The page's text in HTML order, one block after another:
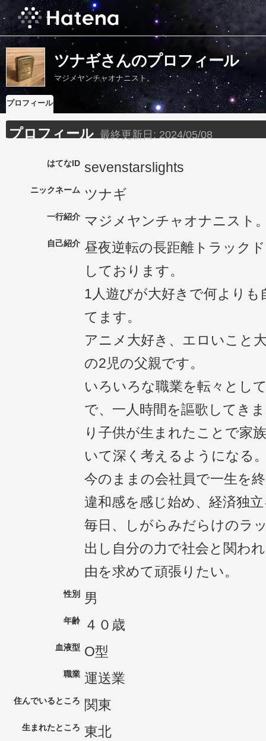
ツナギさんのプロフィール
マジメヤンチャオナニスト。
プロフィール
プロフィール 最終更新日: 2024/05/08
はてなID sevenstarslights
ニックネーム ツナギ
一行紹介 マジメヤンチャオナニスト
自己紹介 昼夜逆転の長距離トラック
しております。
1人遊びが大好きで何よりも
てます。
アニメ大好き、エロいこと
の2児の父親です。
いろいろな職業を転々とし
で、一人時間を謳歌してき
り子供が生まれたことで家
いて深く考えるようになる
今のままの会社員で一生を
違和感を感じ始め、経済独
毎日、しがらみだらけのラ
出し自分の力で社会と関わ
由を求めて頑張りたい。
性別 男
年齢 ４０歳
血液型 O型
職業 運送業
住んでいるところ 関東
生まれたところ 東北